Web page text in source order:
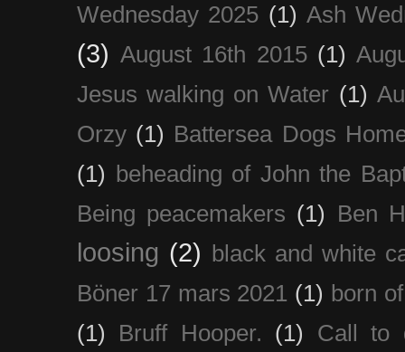
Wednesday 2025 (1) Ash
(3) August 16th 2015 (1)
Jesus walking on Water (1)
Orzy (1) Battersea Dogs
(1) beheading of John the
Being peacemakers (1) Ben
loosing (2) black and white
Böner 17 mars 2021 (1) born
(1)
Bruff Hooper. (1) Call to